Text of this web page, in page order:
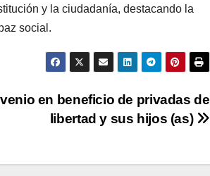
y la ciudadanía, destacando la
social.
en beneficio de privadas de
libertad y sus hijos (as)